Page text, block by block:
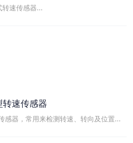
转速传感器...
转速传感器
感器，常用来检测转速、转向及位置...